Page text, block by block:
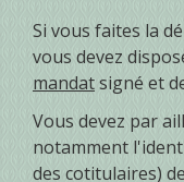
Si vous faites la
vous devez
mandatsigné et
Vous devez par
notamment
des cotitulaires)